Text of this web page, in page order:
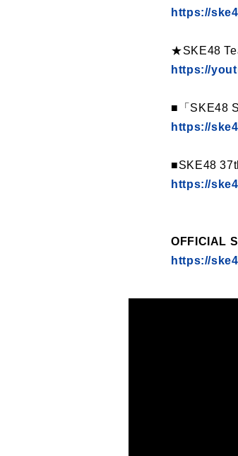
https://
★SKE48
https://
■「SKE48
https://
■SKE48
https://
OFFICIAL
https://